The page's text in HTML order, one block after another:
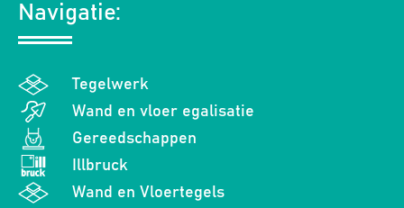
Navigatie:
Tegelwerk
Wand en vloer egalisatie
Gereedschappen
Illbruck
Wand en Vloertegels